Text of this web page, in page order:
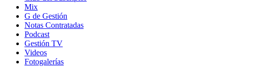
Mix
G de Gestión
Notas Contratadas
Podcast
Gestión TV
Videos
Fotogalerías